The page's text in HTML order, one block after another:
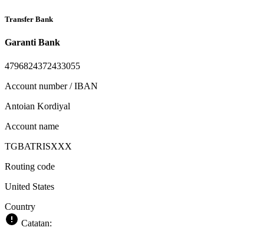
Transfer Bank
Garanti Bank
4796824372433055
Account number / IBAN
Antoian Kordiyal
Account name
TGBATRISXXX
Routing code
United States
Country
Catatan: